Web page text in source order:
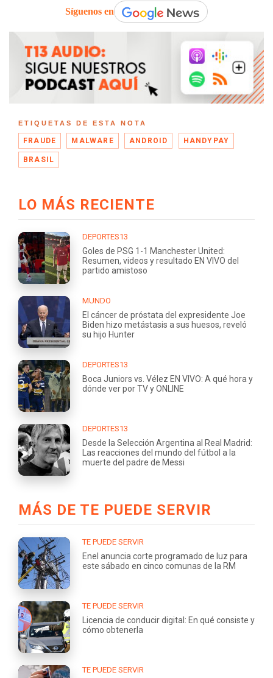
Síguenos en
ETIQUETAS DE ESTA NOTA
FRAUDE MALWARE ANDROID HANDYPAY
BRASIL
LO MÁS RECIENTE
DEPORTES13
Goles de PSG 1-1 Manchester United:
Resumen, videos y resultado EN VIVO del
partido amistoso
MUNDO
El cáncer de próstata del expresidente Joe
Biden hizo metástasis a sus huesos, reveló
su hijo Hunter
DEPORTES13
Boca Juniors vs. Vélez EN VIVO: A qué hora y
dónde ver por TV y ONLINE
DEPORTES13
Desde la Selección Argentina al Real Madrid:
Las reacciones del mundo del fútbol a la
muerte del padre de Messi
MÁS DE TE PUEDE SERVIR
TE PUEDE SERVIR
Enel anuncia corte programado de luz para
este sábado en cinco comunas de la RM
TE PUEDE SERVIR
Licencia de conducir digital: En qué consiste y
cómo obtenerla
TE PUEDE SERVIR